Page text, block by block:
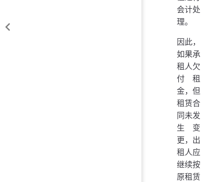
会计处
理。
因此，
如果承
租人欠
付租
金，但
租赁合
同未发
生变
更，出
租人应
继续按
原租赁